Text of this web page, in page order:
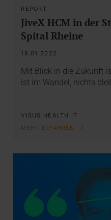
REPORT
JiveX HCM in der
Spital Rheine
18.01.2022
Mit Blick in die Zukunft
ist im Wandel, nichts
VISUS HEALTH IT
MEHR ERFAHREN